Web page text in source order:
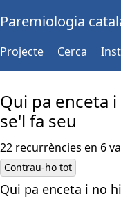
Paremiologia
Projecte Cerca
Qui pa enceta
se'l fa seu
22 recurrències en 6
Contrau-ho tot
Qui pa enceta i no